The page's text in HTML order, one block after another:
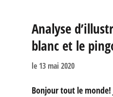
Analyse
blanc et le
le 13 mai 2020
Bonjour tout le monde!